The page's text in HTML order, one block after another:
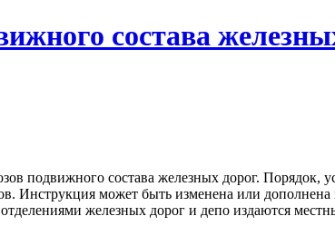
состава
подвижного состава железных дорог. Порядок,
Инструкция может быть изменена или
железных дорог и депо издаются